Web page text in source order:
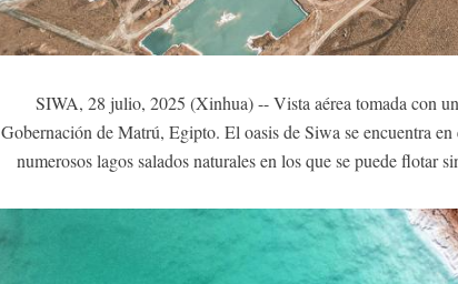
SIWA, 28 julio, 2025 (Xinhua) -- Vista aérea tomada con
Gobernación de Matrú, Egipto. El oasis de Siwa se encuentra
numerosos lagos salados naturales en los que se puede